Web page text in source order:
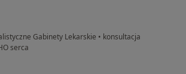
Gabinety Lekarskie • konsultacja
serca
Małgorzata